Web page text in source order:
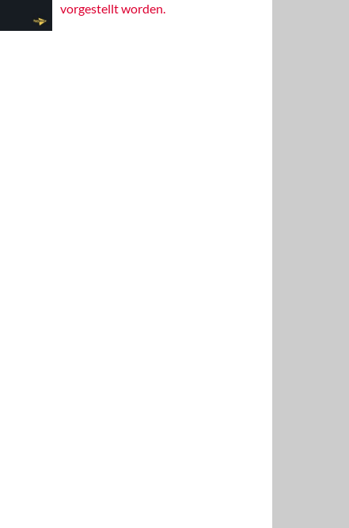
vorgestellt worden.